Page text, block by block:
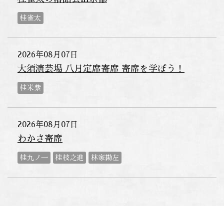
桂雀太
2026年08月07日
大須演芸場 八月定席寄席 寄席を学ぼう！
桂米紫
2026年08月07日
わかさ寄席
桂九ノ一 桂枝之進 林家勘左